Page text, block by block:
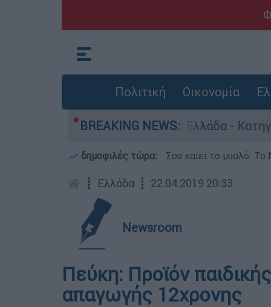
Πολιτική Οικονομία
BREAKING NEWS:
ανθρωποκτονίες στην Ελλάδα -
δημοφιλές τώρα: Σου καίει το μυαλό:
┋ Ελλάδα ┋ 22.04.2019 20:33
Newsroom
Πεύκη: Προϊόν
απαγωγής 12χρονης